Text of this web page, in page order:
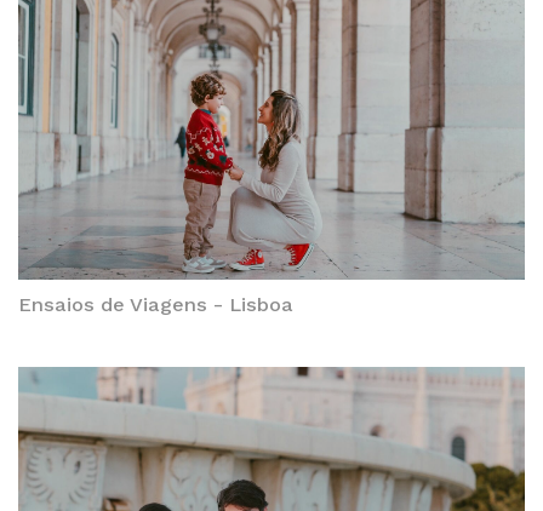
Ensaios de Viagens - Lisboa